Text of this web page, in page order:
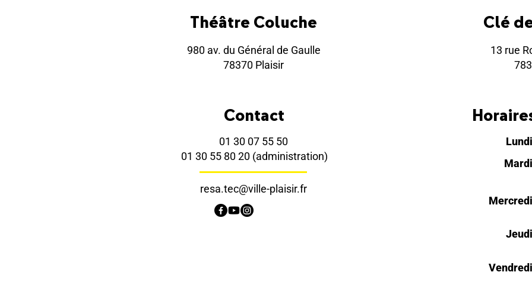
Théâtre Coluche
980 av. du Général de Gaulle
78370 Plaisir
Clé
13 rue
Contact
01 30 07 55 50
01 30 55 80 20 (administration)
resa.tec@ville-plaisir.fr
Lundi
Mardi
Mercredi
Jeudi
Vendredi